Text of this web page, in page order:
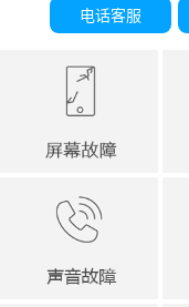
电话客服